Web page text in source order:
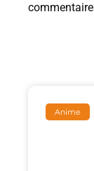
Anime